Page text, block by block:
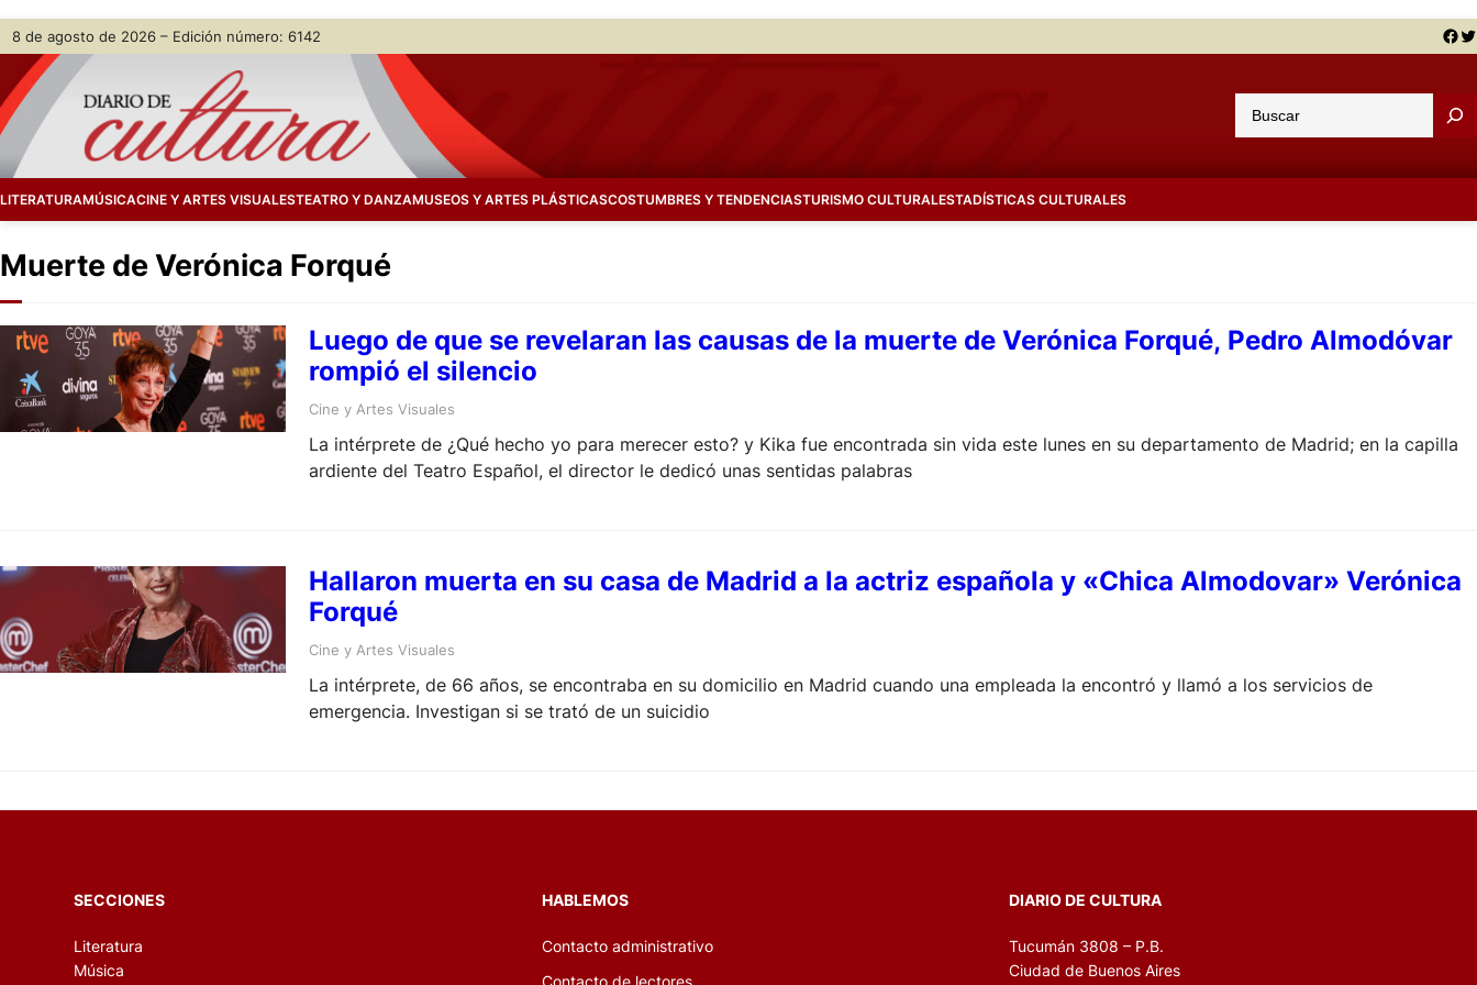
Skip
content
8 de agosto de 2026 – Edición número: 6142 Facebook Twitter
u
a
LITERATURAMÚSICACINE Y ARTES VISUALESTEATRO Y DANZAMUSEOS Y ARTES PLÁSTICASCOSTUMBRES Y TENDENCIASTURISMO CULTURALESTADÍSTICAS CULTURALES
Muerte de Verónica Forqué
Luego de que se revelaran las causas de la muerte de Verónica Forqué, Pedro Almodóvar
rompió el silencio
Cine y Artes Visuales
La intérprete de ¿Qué hecho yo para merecer esto? y Kika fue encontrada sin vida este lunes en su departamento de Madrid; en la capilla
ardiente del Teatro Español, el director le dedicó unas sentidas palabras
Hallaron muerta en su casa de Madrid a la actriz española y «Chica Almodovar» Verónica
Forqué
Cine y Artes Visuales
La intérprete, de 66 años, se encontraba en su domicilio en Madrid cuando una empleada la encontró y llamó a los servicios de
emergencia. Investigan si se trató de un suicidio
SECCIONES
Literatura
Música
HABLEMOS
Contacto administrativo
Contacto de lectores
DIARIO DE CULTURA
Tucumán 3808 – P.B.
Ciudad de Buenos Aires